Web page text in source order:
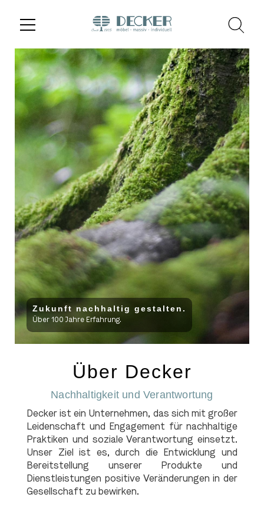
Zukunft nachhaltig gestalten.
Über 100 Jahre Erfahrung.
Über Decker
Nachhaltigkeit und Verantwortung
Decker ist ein Unternehmen, das sich mit großer
Leidenschaft und Engagement für nachhaltige
Praktiken und soziale Verantwortung einsetzt.
Unser Ziel ist es, durch die Entwicklung und
Bereitstellung unserer Produkte und
Dienstleistungen positive Veränderungen in der
Gesellschaft zu bewirken.